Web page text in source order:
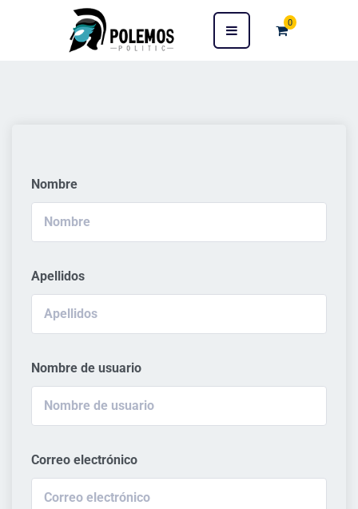
0
Nombre
Apellidos
Nombre de usuario
Correo electrónico